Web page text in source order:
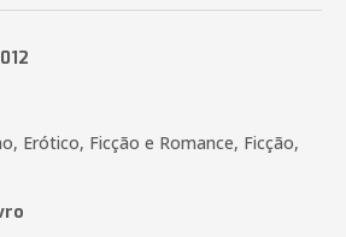
Erótico, Ficção e Romance, Ficção,